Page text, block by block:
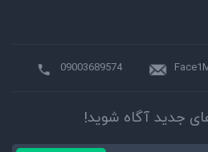
09003689574
جدید آگاه شوید!